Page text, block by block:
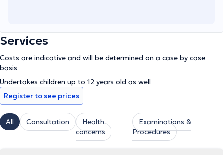
Services
Costs are indicative and will be determined on a case by case
basis
Undertakes children up to 12 years old as well
Register to see prices
All Consultation
Health
concerns
Examinations &
Procedures